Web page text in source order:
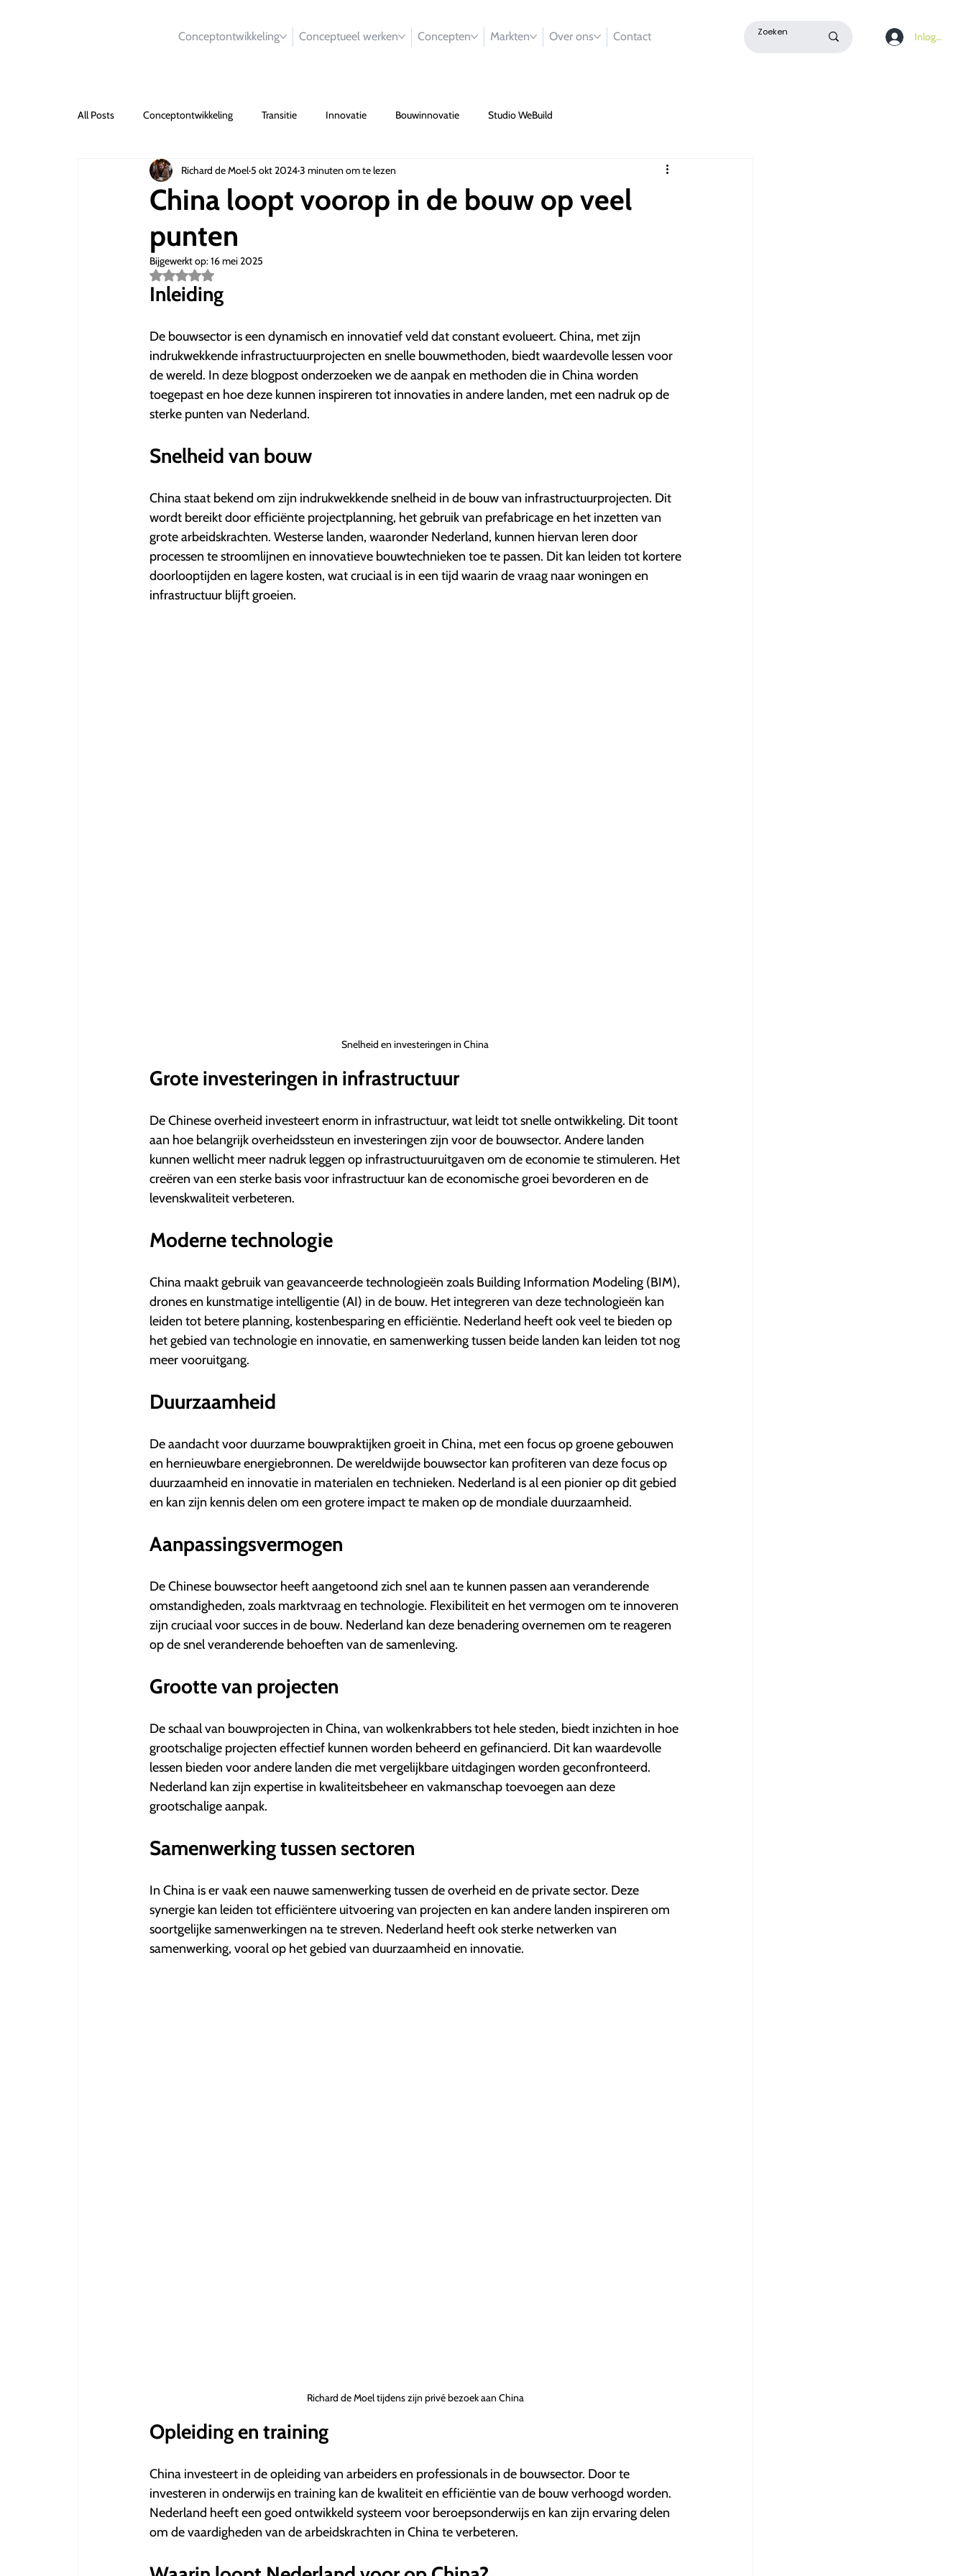
Conceptontwikkeling Conceptueel werken Concepten Markten Over ons Contact Inloggen
All Posts Conceptontwikkeling Transitie Innovatie Bouwinnovatie Studio WeBuild
China loopt voorop in de bouw op veel
punten
Richard de Moel5 okt 20243 minuten om te lezen
Bijgewerkt op:16 mei 2025
Beoordeeld
met
NaN
sterren.
Inleiding
De bouwsector is een dynamisch en innovatief veld dat constant evolueert. China, met zijn
indrukwekkende infrastructuurprojecten en snelle bouwmethoden, biedt waardevolle lessen voor
de wereld. In deze blogpost onderzoeken we de aanpak en methoden die in China worden
toegepast en hoe deze kunnen inspireren tot innovaties in andere landen, met een nadruk op de
sterke punten van Nederland.
Snelheid van bouw
China staat bekend om zijn indrukwekkende snelheid in de bouw van infrastructuurprojecten. Dit
wordt bereikt door efficiënte projectplanning, het gebruik van prefabricage en het inzetten van
grote arbeidskrachten. Westerse landen, waaronder Nederland, kunnen hiervan leren door
processen te stroomlijnen en innovatieve bouwtechnieken toe te passen. Dit kan leiden tot kortere
doorlooptijden en lagere kosten, wat cruciaal is in een tijd waarin de vraag naar woningen en
infrastructuur blijft groeien.
Snelheid en investeringen in China
Grote investeringen in infrastructuur
De Chinese overheid investeert enorm in infrastructuur, wat leidt tot snelle ontwikkeling. Dit toont
aan hoe belangrijk overheidssteun en investeringen zijn voor de bouwsector. Andere landen
kunnen wellicht meer nadruk leggen op infrastructuuruitgaven om de economie te stimuleren. Het
creëren van een sterke basis voor infrastructuur kan de economische groei bevorderen en de
levenskwaliteit verbeteren.
Moderne technologie
China maakt gebruik van geavanceerde technologieën zoals Building Information Modeling (BIM),
drones en kunstmatige intelligentie (AI) in de bouw. Het integreren van deze technologieën kan
leiden tot betere planning, kostenbesparing en efficiëntie. Nederland heeft ook veel te bieden op
het gebied van technologie en innovatie, en samenwerking tussen beide landen kan leiden tot nog
meer vooruitgang.
Duurzaamheid
De aandacht voor duurzame bouwpraktijken groeit in China, met een focus op groene gebouwen
en hernieuwbare energiebronnen. De wereldwijde bouwsector kan profiteren van deze focus op
duurzaamheid en innovatie in materialen en technieken. Nederland is al een pionier op dit gebied
en kan zijn kennis delen om een grotere impact te maken op de mondiale duurzaamheid.
Aanpassingsvermogen
De Chinese bouwsector heeft aangetoond zich snel aan te kunnen passen aan veranderende
omstandigheden, zoals marktvraag en technologie. Flexibiliteit en het vermogen om te innoveren
zijn cruciaal voor succes in de bouw. Nederland kan deze benadering overnemen om te reageren
op de snel veranderende behoeften van de samenleving.
Grootte van projecten
De schaal van bouwprojecten in China, van wolkenkrabbers tot hele steden, biedt inzichten in hoe
grootschalige projecten effectief kunnen worden beheerd en gefinancierd. Dit kan waardevolle
lessen bieden voor andere landen die met vergelijkbare uitdagingen worden geconfronteerd.
Nederland kan zijn expertise in kwaliteitsbeheer en vakmanschap toevoegen aan deze
grootschalige aanpak.
Samenwerking tussen sectoren
In China is er vaak een nauwe samenwerking tussen de overheid en de private sector. Deze
synergie kan leiden tot efficiëntere uitvoering van projecten en kan andere landen inspireren om
soortgelijke samenwerkingen na te streven. Nederland heeft ook sterke netwerken van
samenwerking, vooral op het gebied van duurzaamheid en innovatie.
Richard de Moel tijdens zijn privé bezoek aan China
Opleiding en training
China investeert in de opleiding van arbeiders en professionals in de bouwsector. Door te
investeren in onderwijs en training kan de kwaliteit en efficiëntie van de bouw verhoogd worden.
Nederland heeft een goed ontwikkeld systeem voor beroepsonderwijs en kan zijn ervaring delen
om de vaardigheden van de arbeidskrachten in China te verbeteren.